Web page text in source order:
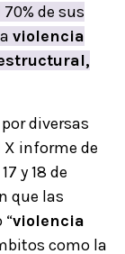
de sus
violencia
diversas
informe de
y 18 de
que las
“violencia
como la